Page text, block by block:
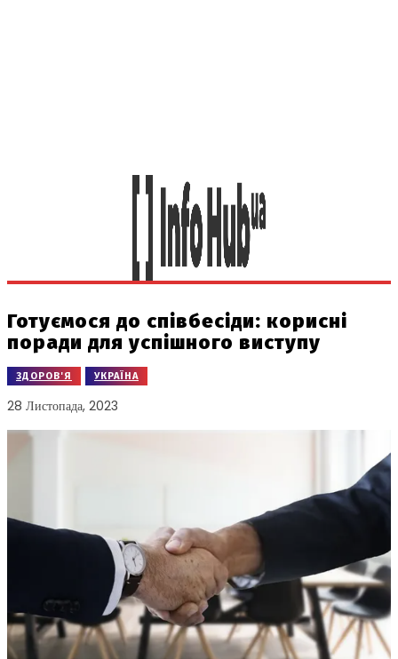
Готуємося до співбесіди: корисні
поради для успішного виступу
ЗДОРОВ'Я УКРАЇНА
28 Листопада, 2023